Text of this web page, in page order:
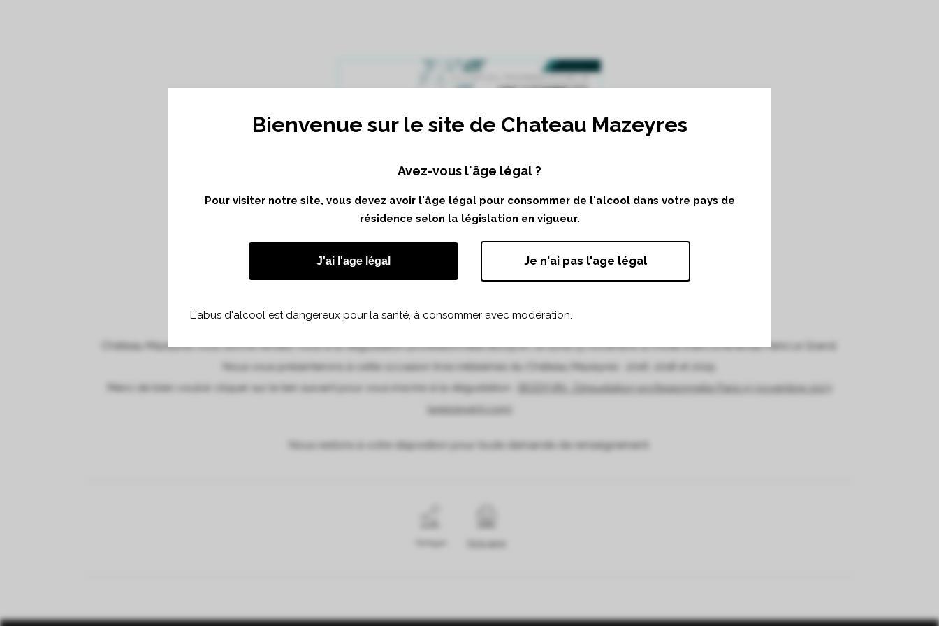
Château Mazeyres vous donne rendez-vous à la dégustation professionnelle Biodyvin, le lundi 13 novembre à l’Hôtel Intercontinental Paris Le Grand.
Nous vous présenterons à cette occasion trois millésimes du Château Mazeyres : 2016, 2018 et 2019.
Merci de bien vouloir cliquer sur le lien suivant pour vous inscrire à la dégustation :
BIODYVIN : Dégustation professionnelle Paris 13 novembre 2023
(weezevent.com)
Nous restons à votre disposition pour toute demande de renseignement.
Bienvenue sur le site de Chateau Mazeyres
Avez-vous l'âge légal ?
Pour visiter notre site, vous devez avoir l'âge légal pour consommer de l'alcool dans votre pays de
résidence selon la législation en vigueur.
J'ai l'age légal Je n'ai pas l'age légal
L'abus d'alcool est dangereux pour la santé, à consommer avec modération.